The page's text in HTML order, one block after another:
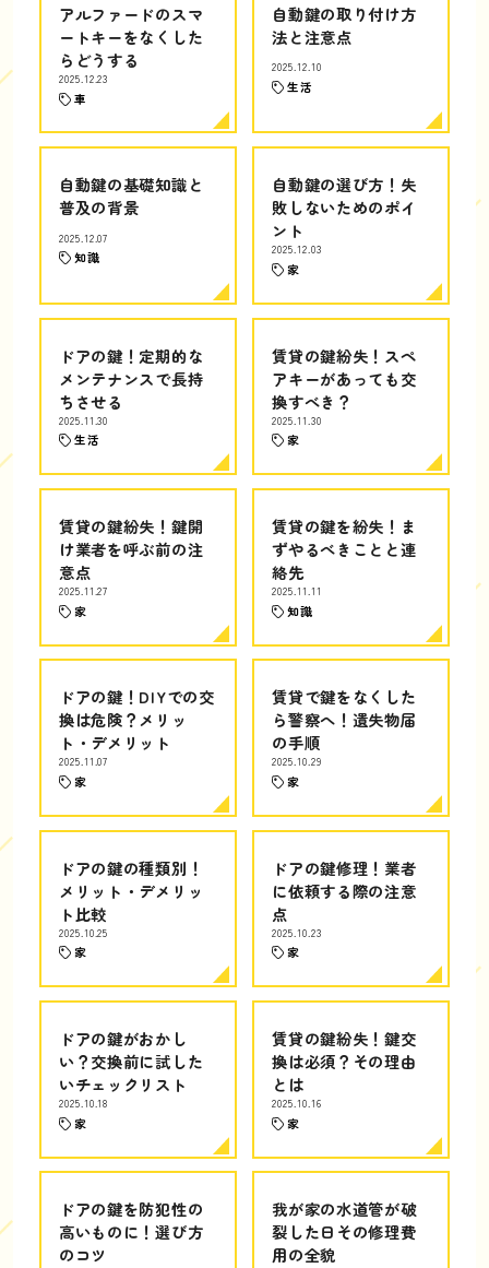
アルファードのスマ
ートキーをなくした
らどうする
2025.12.23
車
自動鍵の取り付け方
法と注意点
2025.12.10
生活
自動鍵の基礎知識と
普及の背景
2025.12.07
知識
自動鍵の選び方！失
敗しないためのポイ
ント
2025.12.03
家
ドアの鍵！定期的な
メンテナンスで長持
ちさせる
2025.11.30
生活
賃貸の鍵紛失！スペ
アキーがあっても交
換すべき？
2025.11.30
家
賃貸の鍵紛失！鍵開
け業者を呼ぶ前の注
意点
2025.11.27
家
賃貸の鍵を紛失！ま
ずやるべきことと連
絡先
2025.11.11
知識
ドアの鍵！DIYでの交
換は危険？メリッ
ト・デメリット
2025.11.07
家
賃貸で鍵をなくした
ら警察へ！遺失物届
の手順
2025.10.29
家
ドアの鍵の種類別！
メリット・デメリッ
ト比較
2025.10.25
家
ドアの鍵修理！業者
に依頼する際の注意
点
2025.10.23
家
ドアの鍵がおかし
い？交換前に試した
いチェックリスト
2025.10.18
家
賃貸の鍵紛失！鍵交
換は必須？その理由
とは
2025.10.16
家
ドアの鍵を防犯性の
高いものに！選び方
のコツ
我が家の水道管が破
裂した日その修理費
用の全貌